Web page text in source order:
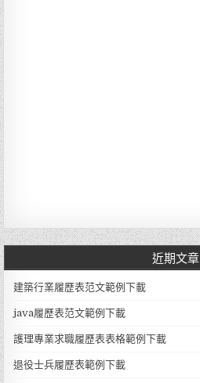
近期文章
建築行業履歷表范文範例下載
java履歷表范文範例下載
護理專業求職履歷表表格範例下載
退役士兵履歷表範例下載